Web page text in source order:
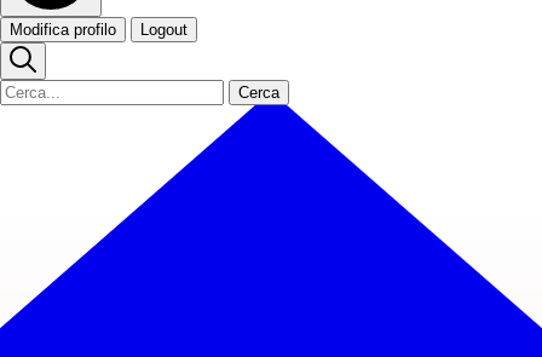
Modifica profilo Logout
Cerca